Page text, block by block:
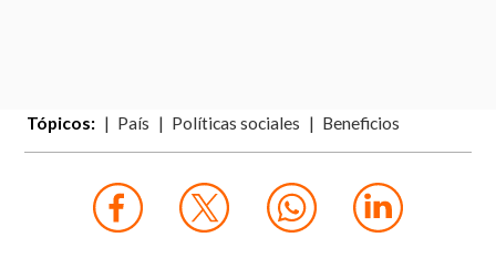
Tópicos: País Políticas sociales Beneficios